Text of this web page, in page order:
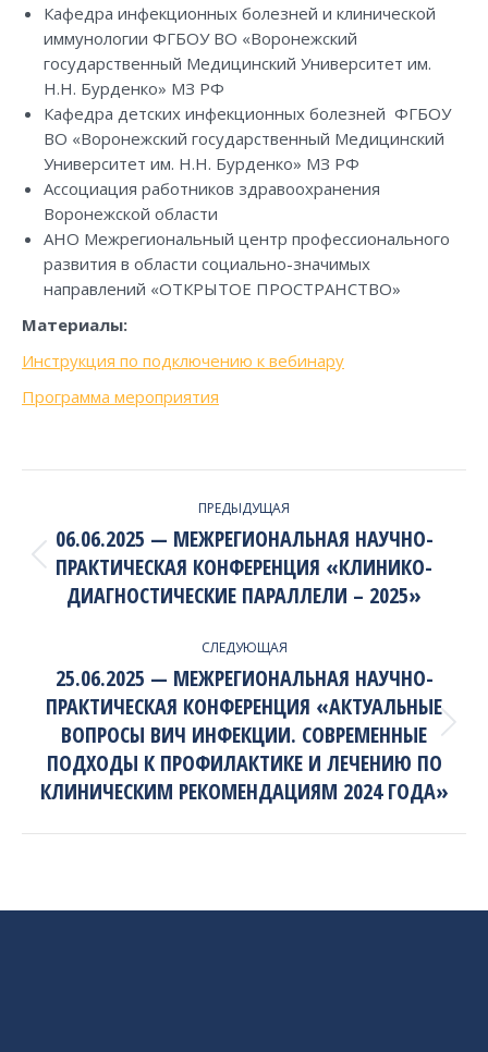
Кафедра инфекционных болезней и клинической
иммунологии ФГБОУ ВО «Воронежский
государственный Медицинский Университет им.
Н.Н. Бурденко» МЗ РФ
Кафедра детских инфекционных болезней ФГБОУ
ВО «Воронежский государственный Медицинский
Университет им. Н.Н. Бурденко» МЗ РФ
Ассоциация работников здравоохранения
Воронежской области
АНО Межрегиональный центр профессионального
развития в области социально-значимых
направлений «ОТКРЫТОЕ ПРОСТРАНСТВО»
Материалы:
Инструкция по подключению к вебинару
Программа мероприятия
NAVIGATION
ПРЕДЫДУЩАЯ
Previous
project:
06.06.2025 — МЕЖРЕГИОНАЛЬНАЯ НАУЧНО-
ПРАКТИЧЕСКАЯ КОНФЕРЕНЦИЯ «КЛИНИКО-
ДИАГНОСТИЧЕСКИЕ ПАРАЛЛЕЛИ – 2025»
СЛЕДУЮЩАЯ
Next
project:
25.06.2025 — МЕЖРЕГИОНАЛЬНАЯ НАУЧНО-
ПРАКТИЧЕСКАЯ КОНФЕРЕНЦИЯ «АКТУАЛЬНЫЕ
ВОПРОСЫ ВИЧ ИНФЕКЦИИ. СОВРЕМЕННЫЕ
ПОДХОДЫ К ПРОФИЛАКТИКЕ И ЛЕЧЕНИЮ ПО
КЛИНИЧЕСКИМ РЕКОМЕНДАЦИЯМ 2024 ГОДА»